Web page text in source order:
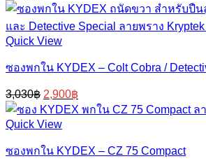
Quick View
ซองพกใน KYDEX – Colt Cobra /
3,030฿ Original
price
was:
3,030฿.
2,900฿
price
is:
Quick View
ซองพกใน KYDEX – CZ 75 Compact